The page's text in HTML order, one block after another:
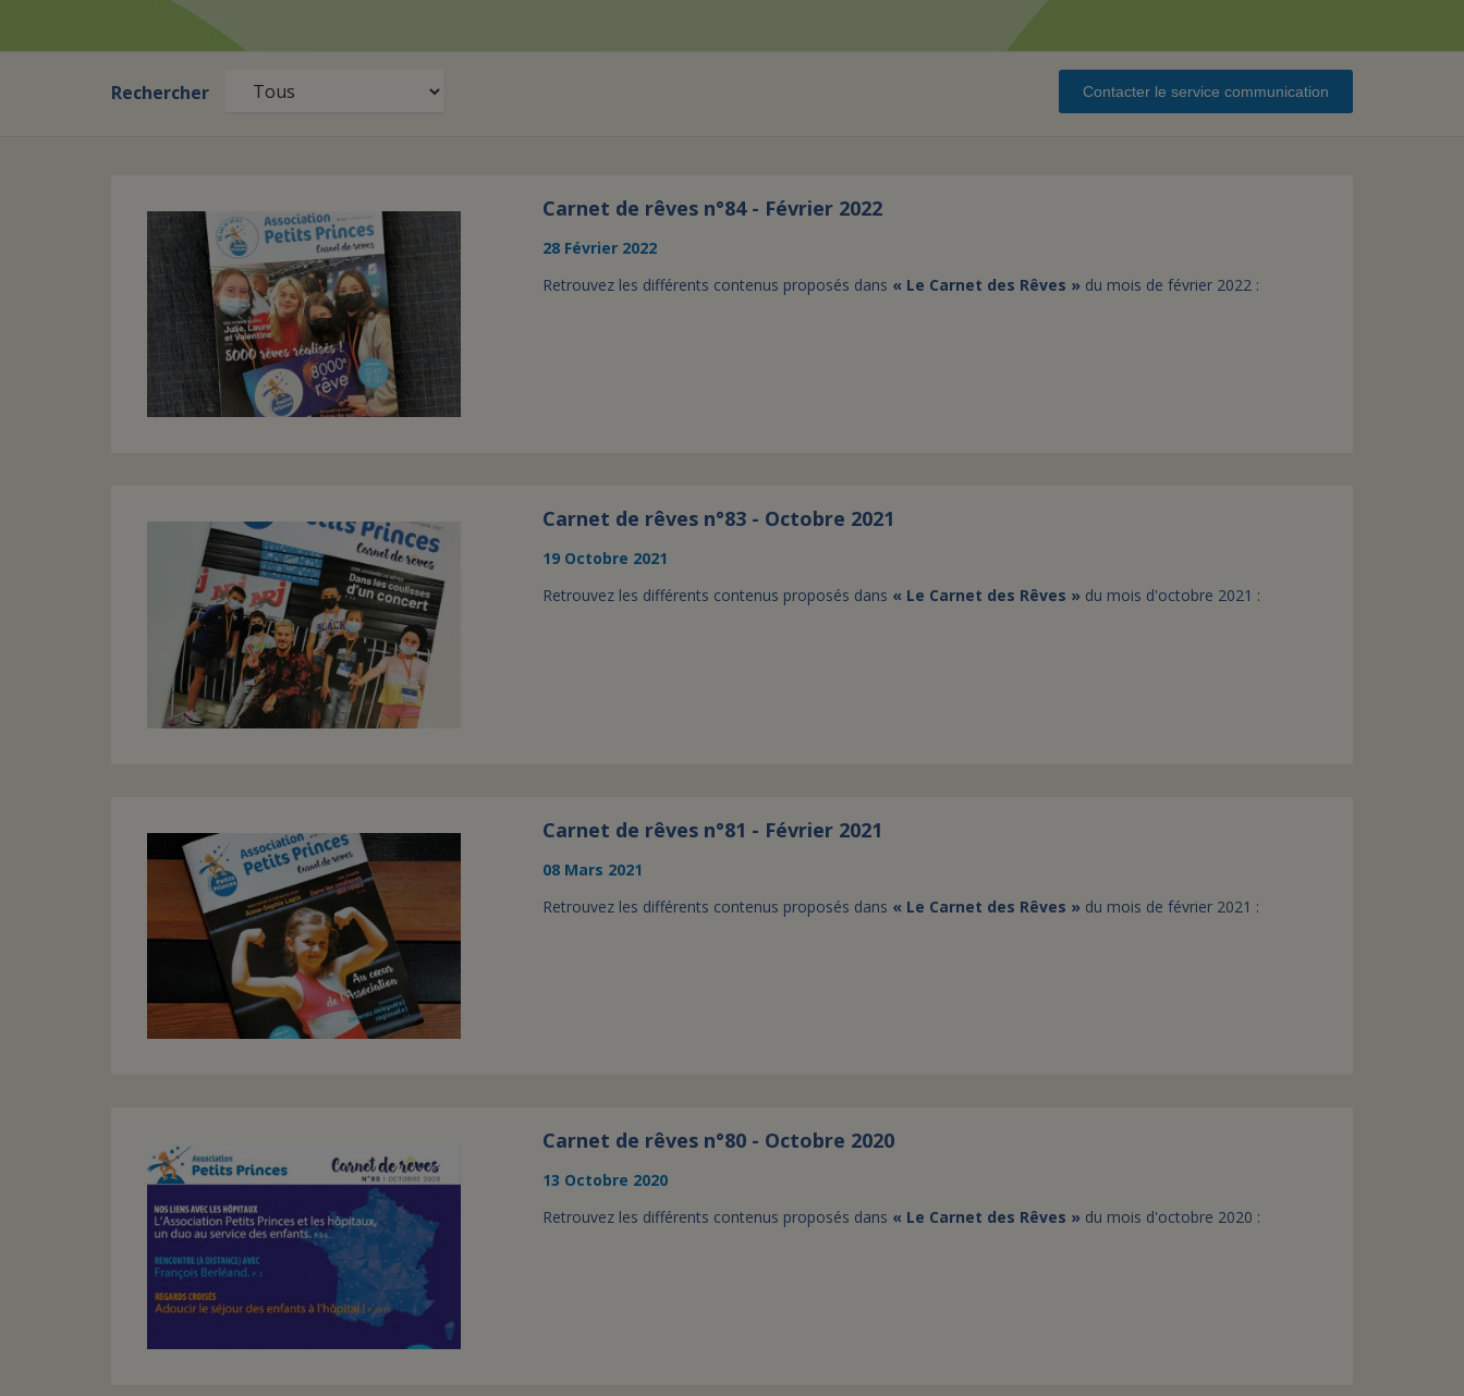
Rechercher Contacter le service communication
Carnet de rêves n°84 - Février 2022
28 Février 2022
Retrouvez les différents contenus proposés dans « Le Carnet des Rêves » du mois de février 2022 :
Carnet de rêves n°83 - Octobre 2021
19 Octobre 2021
Retrouvez les différents contenus proposés dans « Le Carnet des Rêves » du mois d'octobre 2021 :
Carnet de rêves n°81 - Février 2021
08 Mars 2021
Retrouvez les différents contenus proposés dans « Le Carnet des Rêves » du mois de février 2021 :
Carnet de rêves n°80 - Octobre 2020
13 Octobre 2020
Retrouvez les différents contenus proposés dans « Le Carnet des Rêves » du mois d'octobre 2020 :